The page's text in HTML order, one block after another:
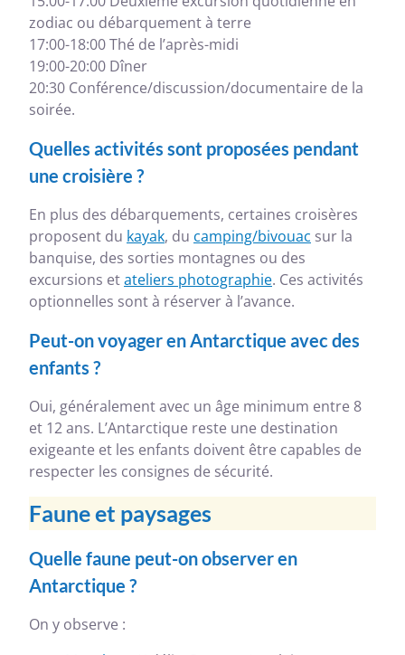
zodiac ou débarquement à terre
17:00-18:00 Thé de l’après-midi
19:00-20:00 Dîner
20:30 Conférence/discussion/documentaire de la
soirée.
Quelles activités sont proposées pendant
une croisière ?
En plus des débarquements, certaines croisères
proposent du kayak, du camping/bivouac sur la
banquise, des sorties montagnes ou des
excursions etateliers photographie. Ces activités
optionnelles sont à réserver à l’avance.
Peut-on voyager en Antarctique avec des
enfants ?
Oui, généralement avec un âge minimum entre 8
et 12 ans. L’Antarctique reste une destination
exigeante et les enfants doivent être capables de
respecter les consignes de sécurité.
Faune et paysages
Quelle faune peut-on observer en
Antarctique ?
On y observe :